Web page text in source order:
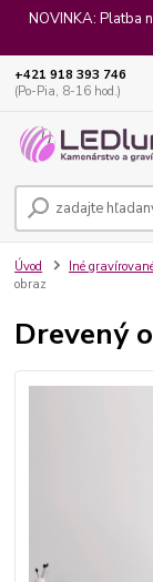
NOVINKA: Platba
+421 918 393 746
(Po-Pia, 8-16 hod.)
Úvod Iné
obraz
Drevený